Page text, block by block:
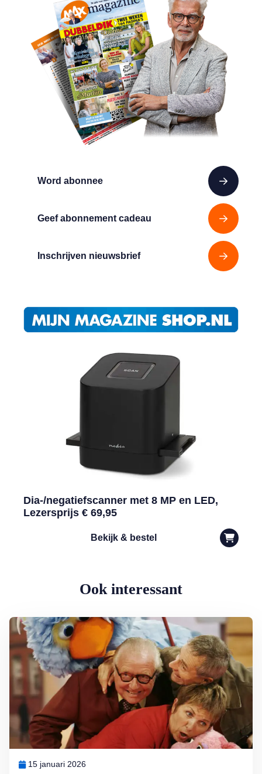
Word abonnee
Geef abonnement cadeau
Inschrijven nieuwsbrief
Dia-/negatiefscanner met 8 MP en LED,
Lezersprijs € 69,95
Bekijk & bestel
Ook interessant
15 januari 2026
Lees meer over Vijftig jaar Sesamstraat